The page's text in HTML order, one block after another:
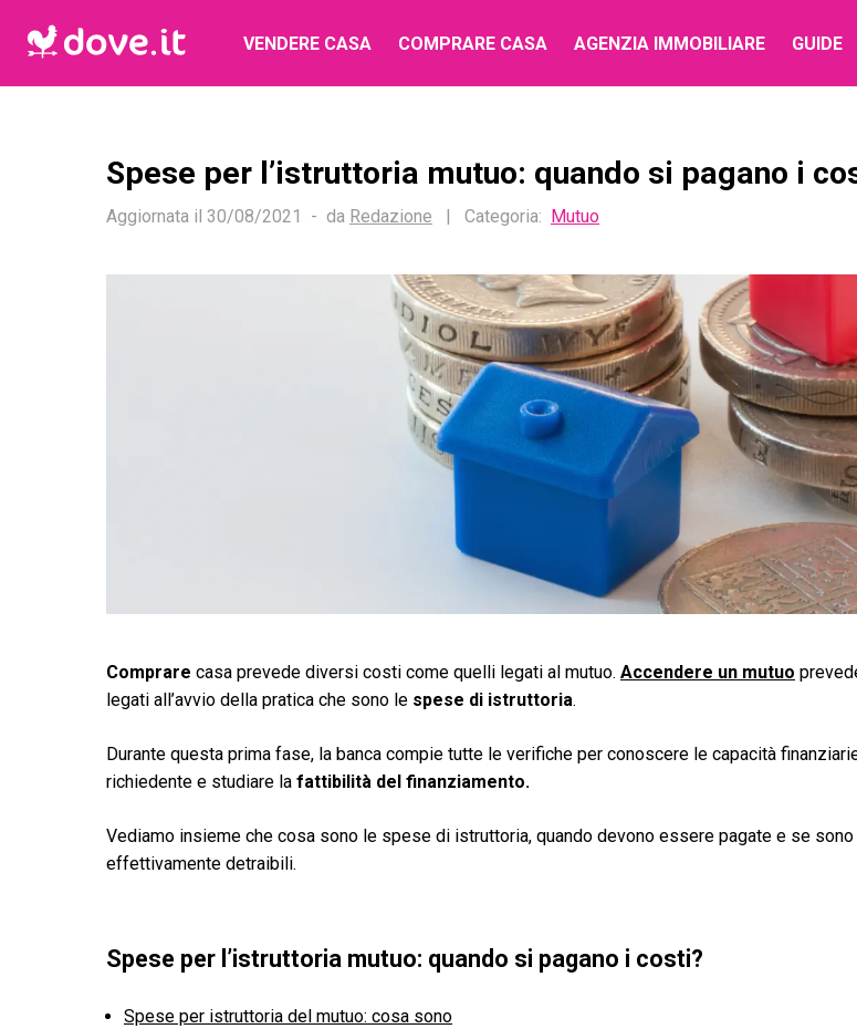
VENDERE CASA COMPRARE CASA AGENZIA IMMOBILIARE GUIDE
Spese per l’istruttoria mutuo: quando si pagano i
Aggiornata il 30/08/2021 da Redazione | Categoria: Mutuo
Comprare casa prevede diversi costi come quelli legati al mutuo. Accendere un mutuo
legati all’avvio della pratica che sono le spese di istruttoria.
Durante questa prima fase, la banca compie tutte le verifiche per conoscere le capacità
richiedente e studiare la fattibilità del finanziamento.
Vediamo insieme che cosa sono le spese di istruttoria, quando devono essere pagate e se sono
effettivamente detraibili.
Spese per l’istruttoria mutuo: quando si pagano i costi?
Spese per istruttoria del mutuo: cosa sono